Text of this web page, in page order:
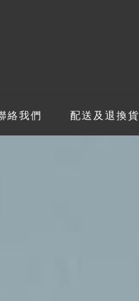
絡我們 配送及退換貨